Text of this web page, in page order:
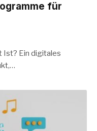
für
Ist? Ein digitales